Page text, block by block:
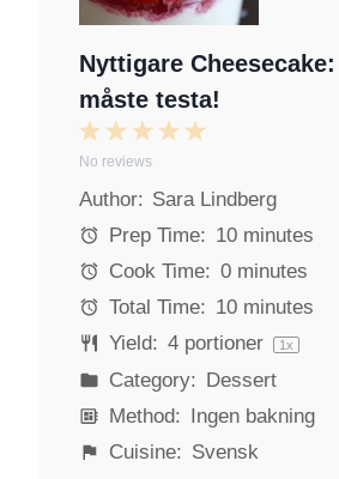
Nyttigare
måste testa!
5
t
r
4
t
a
r
s
3
t
a
r
s
2
S
t
a
r
s
1
S
t
a
No reviews
Author: Sara Lindberg
Prep Time: 10 minutes
Cook Time: 0 minutes
Total Time: 10 minutes
Yield: 4portioner 1x
Category: Dessert
Method: Ingen bakning
Cuisine: Svensk